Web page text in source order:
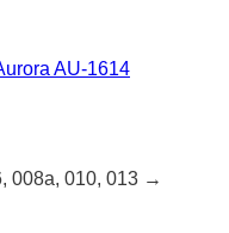
AU-1614
008a, 010, 013 →